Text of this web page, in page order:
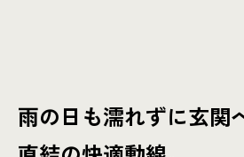
雨の日も濡れずに玄関